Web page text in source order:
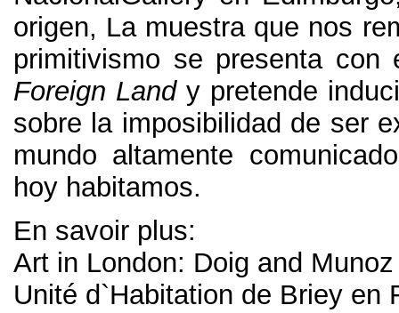
origen, La muestra que nos
primitivismo se presenta con
Foreign Land y pretende
sobre la imposibilidad de ser
mundo altamente
hoy habitamos.
En savoir plus:
Art in London: Doig and Munoz
Unité d`Habitation de Briey en